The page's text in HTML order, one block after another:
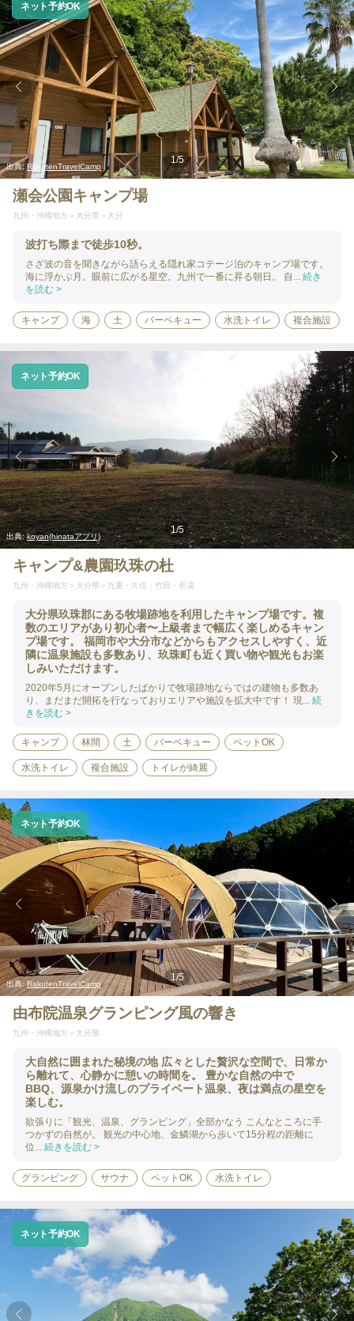
出典:RakutenTravelCamp
1/5
ネット予約OK
瀬会公園キャンプ場
九州・沖縄地方 大分県 大分
波打ち際まで徒歩10秒。
さざ波の音を聞きながら語らえる隠れ家コテージ泊のキャンプ場です。
海に浮かぶ月。眼前に広がる星空。九州で一番に昇る朝日。 自... 続き
を読む >
キャンプ 海 土 バーベキュー 水洗トイレ 複合施設
出典:koyan(hinataアプリ)
1/5
ネット予約OK
キャンプ&農園玖珠の杜
九州・沖縄地方 大分県 九重・久住・竹田・長湯
大分県玖珠郡にある牧場跡地を利用したキャンプ場です。複
数のエリアがあり初心者〜上級者まで幅広く楽しめるキャン
プ場です。 福岡市や大分市などからもアクセスしやすく、近
隣に温泉施設も多数あり、玖珠町も近く買い物や観光もお楽
しみいただけます。
2020年5月にオープンしたばかりで牧場跡地ならではの建物も多数あ
り、まだまだ開拓を行なっておりエリアや施設を拡大中です！ 現... 続
きを読む >
キャンプ 林間 土 バーベキュー ペットOK
水洗トイレ 複合施設 トイレが綺麗
出典:RakutenTravelCamp
1/5
ネット予約OK
由布院温泉グランピング風の響き
九州・沖縄地方 大分県
大自然に囲まれた秘境の地 広々とした贅沢な空間で、日常か
ら離れて、心静かに憩いの時間を。 豊かな自然の中で
BBQ、源泉かけ流しのプライベート温泉、夜は満点の星空を
楽しむ。
欲張りに「観光、温泉、グランピング」全部かなう こんなところに手
つかずの自然が。 観光の中心地、金鱗湖から歩いて15分程の距離に
位... 続きを読む >
グランピング サウナ ペットOK 水洗トイレ
ネット予約OK